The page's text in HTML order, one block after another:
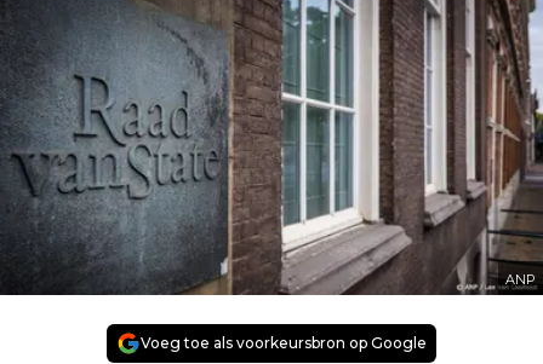
ANP
Voeg toe als voorkeursbron op Google